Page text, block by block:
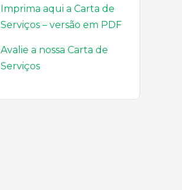
Imprima aqui a Carta de
Serviços – versão em PDF
Avalie a nossa Carta de
Serviços